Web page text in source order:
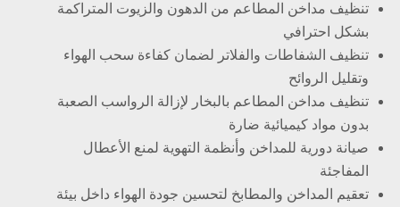
تنظيف مداخن المطاعم من الدهون والزيوت المتراكمة
بشكل احترافي
تنظيف الشفاطات والفلاتر لضمان كفاءة سحب الهواء
وتقليل الروائح
تنظيف مداخن المطاعم بالبخار لإزالة الرواسب الصعبة
بدون مواد كيميائية ضارة
صيانة دورية للمداخن وأنظمة التهوية لمنع الأعطال
المفاجئة
تعقيم المداخن والمطابخ لتحسين جودة الهواء داخل بيئة